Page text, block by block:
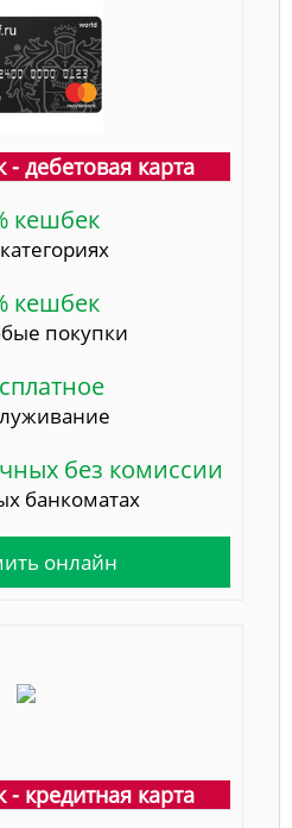
дебетовая карта
кешбек
кешбек
покупки
без комиссии
банкоматах
онлайн
кредитная карта